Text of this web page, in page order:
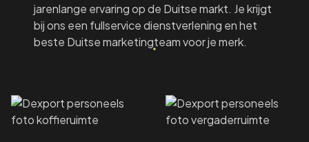
jarenlange ervaring op de Duitse markt. Je krijgt
bij ons een fullservice dienstverlening en het
beste Duitse marketingteam voor je merk.